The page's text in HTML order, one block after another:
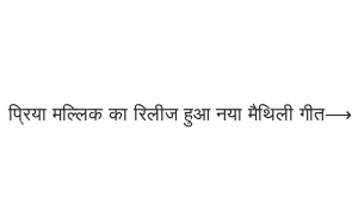
प्रिया मल्लिक का रिलीज हुआ नया मैथिली गीत⟶